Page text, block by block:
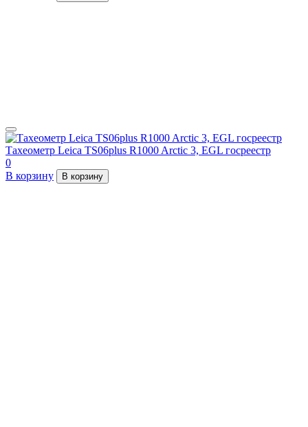
Тахеометр Leica TS06plus R1000 Arctic 3, EGL госреестр
0
В корзину
В корзину